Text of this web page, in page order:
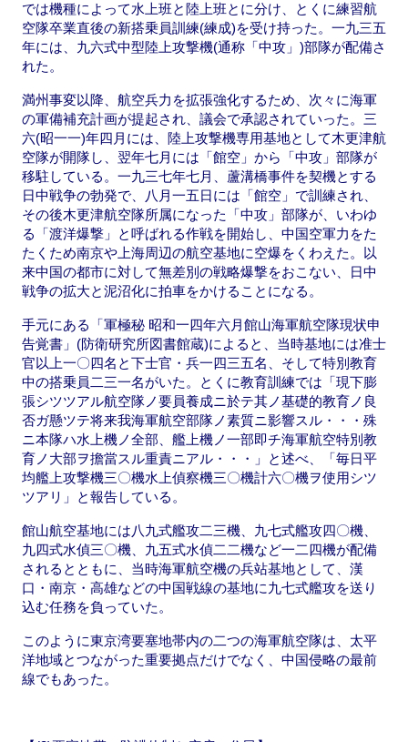
では機種によって水上班と陸上班とに分け、とくに練習航
空隊卒業直後の新搭乗員訓練(練成)を受け持った。一九三五
年には、九六式中型陸上攻撃機(通称「中攻」)部隊が配備さ
れた。
満州事変以降、航空兵力を拡張強化するため、次々に海軍
の軍備補充計画が提起され、議会で承認されていった。三
六(昭一一)年四月には、陸上攻撃機専用基地として木更津航
空隊が開隊し、翌年七月には「館空」から「中攻」部隊が
移駐している。一九三七年七月、蘆溝橋事件を契機とする
日中戦争の勃発で、八月一五日には「館空」で訓練され、
その後木更津航空隊所属になった「中攻」部隊が、いわゆ
る「渡洋爆撃」と呼ばれる作戦を開始し、中国空軍力をた
たくため南京や上海周辺の航空基地に空爆をくわえた。以
来中国の都市に対して無差別の戦略爆撃をおこない、日中
戦争の拡大と泥沼化に拍車をかけることになる。
手元にある「軍極秘 昭和一四年六月館山海軍航空隊現状申
告覚書」(防衛研究所図書館蔵)によると、当時基地には准士
官以上一〇四名と下士官・兵一四三五名、そして特別教育
中の搭乗員二三一名がいた。とくに教育訓練では「現下膨
張シツツアル航空隊ノ要員養成ニ於テ其ノ基礎的教育ノ良
否ガ懸ツテ将来我海軍航空部隊ノ素質ニ影響スル・・・殊
ニ本隊ハ水上機ノ全部、艦上機ノ一部即チ海軍航空特別教
育ノ大部ヲ擔當スル重責ニアル・・・」と述べ、「毎日平
均艦上攻撃機三〇機水上偵察機三〇機計六〇機ヲ使用シツ
ツアリ」と報告している。
館山航空基地には八九式艦攻二三機、九七式艦攻四〇機、
九四式水偵三〇機、九五式水偵二二機など一二四機が配備
されるとともに、当時海軍航空機の兵站基地として、漢
口・南京・高雄などの中国戦線の基地に九七式艦攻を送り
込む任務を負っていた。
このように東京湾要塞地帯内の二つの海軍航空隊は、太平
洋地域とつながった重要拠点だけでなく、中国侵略の最前
線でもあった。